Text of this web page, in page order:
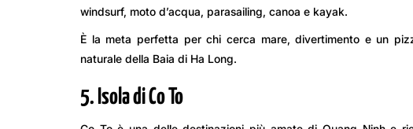
windsurf, moto d’acqua, parasailing, canoa e kayak.
È la meta perfetta per chi cerca mare, divertimento e un
naturale della Baia di Ha Long.
5. Isola di Co To